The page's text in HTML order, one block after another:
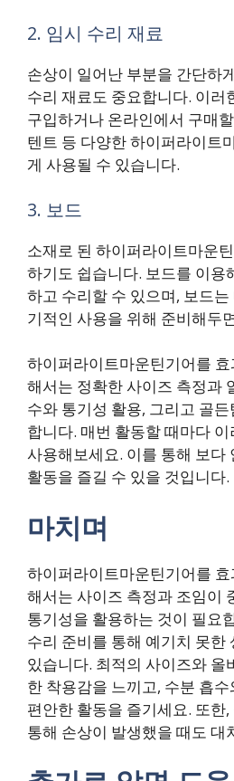
2. 임시 수리 재료
손상이 일어난 부분을 간단하
수리 재료도 중요합니다. 이러
구입하거나 온라인에서 구매
텐트 등 다양한 하이퍼라이트
게 사용될 수 있습니다.
3. 보드
소재로 된 하이퍼라이트마운
하기도 쉽습니다. 보드를 이용
하고 수리할 수 있으며, 보드
기적인 사용을 위해 준비해두
하이퍼라이트마운틴기어를
해서는 정확한 사이즈 측정과
수와 통기성 활용, 그리고 골
합니다. 매번 활동할 때마다
사용해보세요. 이를 통해 보다
활동을 즐길 수 있을 것입니다.
마치며
하이퍼라이트마운틴기어를
해서는 사이즈 측정과 조임이
통기성을 활용하는 것이 필요
수리 준비를 통해 예기치 못한
있습니다. 최적의 사이즈와 올
한 착용감을 느끼고, 수분 흡
편안한 활동을 즐기세요. 또한
통해 손상이 발생했을 때도 대